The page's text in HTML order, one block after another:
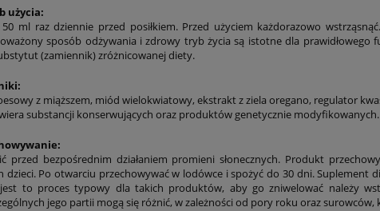
do koszyka do koszyka
użycia:
ml raz dziennie przed posiłkiem. Przed użyciem każdorazowo
sposób odżywania i zdrowy tryb życia są istotne dla
(zamiennik) zróżnicowanej diety.
z miąższem, miód wielokwiatowy, ekstrakt z ziela oregano, regulator
substancji konserwujących oraz produktów genetycznie modyfikowanych.
przed bezpośrednim działaniem promieni słonecznych. Produkt
dzieci. Po otwarciu przechowywać w lodówce i spożyć do 30 dni. Suplement
to proces typowy dla takich produktów, aby go zniwelować należy
jego partii mogą się różnić, w zależności od pory roku oraz